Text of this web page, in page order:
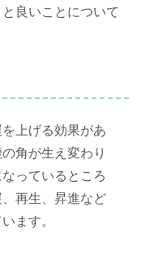
良いことについて
上げる効果があ
角が生え変わり
っているところ
再生、昇進など
ます。